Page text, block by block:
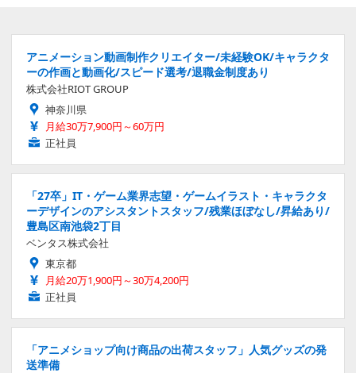
アニメーション動画制作クリエイター/未経験OK/キャラクタ
ーの作画と動画化/スピード選考/退職金制度あり
株式会社RIOT GROUP
神奈川県
月給30万7,900円～60万円
正社員
「27卒」IT・ゲーム業界志望・ゲームイラスト・キャラクタ
ーデザインのアシスタントスタッフ/残業ほぼなし/昇給あり/
豊島区南池袋2丁目
ベンタス株式会社
東京都
月給20万1,900円～30万4,200円
正社員
「アニメショップ向け商品の出荷スタッフ」人気グッズの発
送準備